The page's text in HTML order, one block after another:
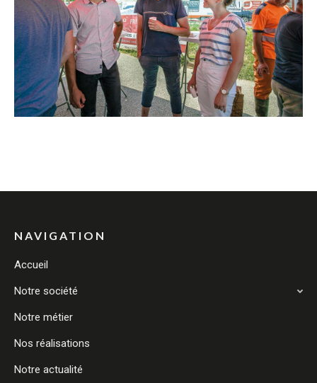
NAVIGATION
Accueil
Notre société
Notre métier
Nos réalisations
Notre actualité